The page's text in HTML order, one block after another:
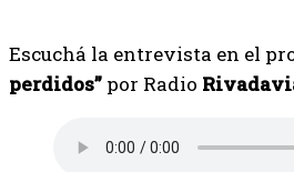
Escuchá la entrevista en el
perdidos” por Radio